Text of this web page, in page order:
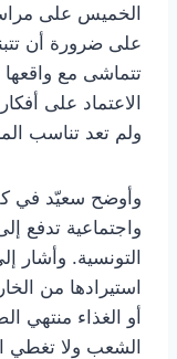
الخميس على
على ضرورة أن
تتماشى مع واقعها
الاعتماد على
ولم تعد تناسب
وأوضح سعيّد في
واجتماعية تدفع
التونسية. وأشار
استيرادها من
أو الغذاء منتهي
الشعب ولا تغطي